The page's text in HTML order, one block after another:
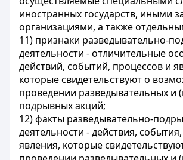
иностранных государств, иными
организациями, а также
11) признаки разведывательно-
деятельности - отличительные
действий, событий, процессов и
которые свидетельствуют о
проведении разведывательных и
подрывных акций;
12) факты разведывательно-
деятельности - действия,
явления, которые